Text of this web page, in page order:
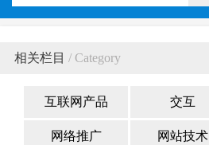
相关栏目 / Category
互联网产品 交互
网络推广 网站技术